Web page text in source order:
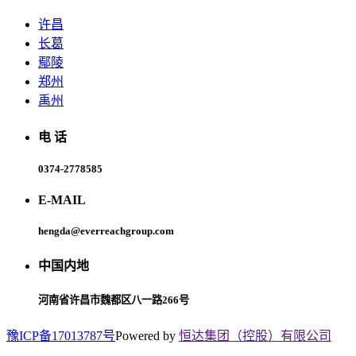
许昌
长葛
鄢陵
郑州
禹州
电 话
0374-2778585
E-MAIL
hengda@everreachgroup.com
中国内地
河南省许昌市魏都区八一路266号
豫ICP备17013787号Powered by 恒达集团（控股）有限公司